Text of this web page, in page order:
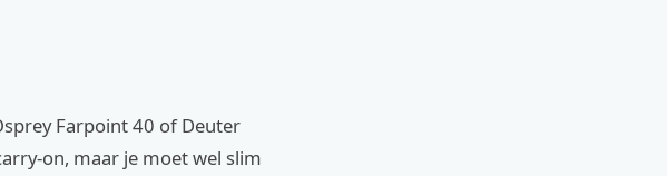
Farpoint 40 of Deuter
on, maar je moet wel slim